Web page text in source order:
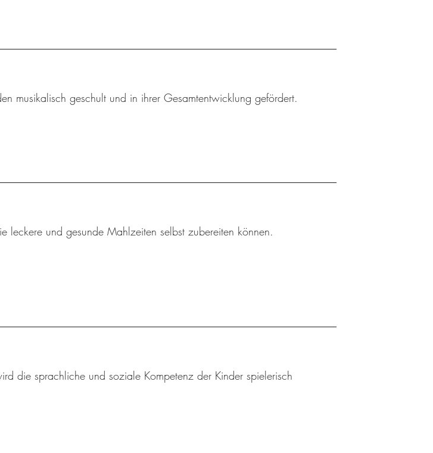
musikalisch geschult und in ihrer Gesamtentwicklung gefördert.
leckere und gesunde Mahlzeiten selbst zubereiten können.
die sprachliche und soziale Kompetenz der Kinder spielerisch